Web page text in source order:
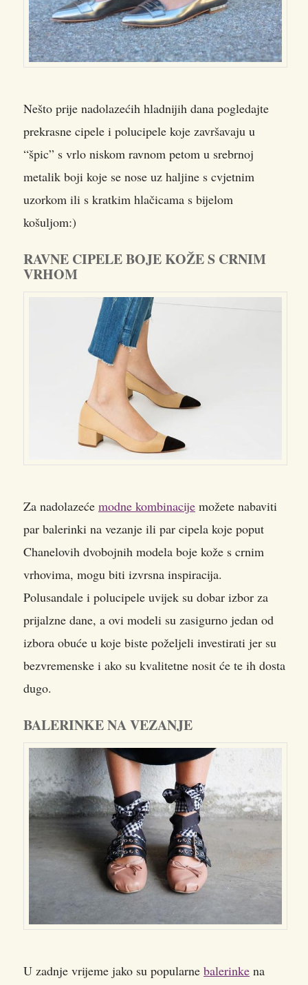
Nešto prije nadolazećih hladnijih dana pogledajte
prekrasne cipele i polucipele koje završavaju u
“špic” s vrlo niskom ravnom petom u srebrnoj
metalik boji koje se nose uz haljine s cvjetnim
uzorkom ili s kratkim hlačicama s bijelom
košuljom:)
RAVNE CIPELE BOJE KOŽE S CRNIM
VRHOM
Za nadolazeće modne kombinacije možete nabaviti
par balerinki na vezanje ili par cipela koje poput
Chanelovih dvobojnih modela boje kože s crnim
vrhovima, mogu biti izvrsna inspiracija.
Polusandale i polucipele uvijek su dobar izbor za
prijalzne dane, a ovi modeli su zasigurno jedan od
izbora obuće u koje biste poželjeli investirati jer su
bezvremenske i ako su kvalitetne nosit će te ih dosta
dugo.
BALERINKE NA VEZANJE
U zadnje vrijeme jako su popularne balerinke na